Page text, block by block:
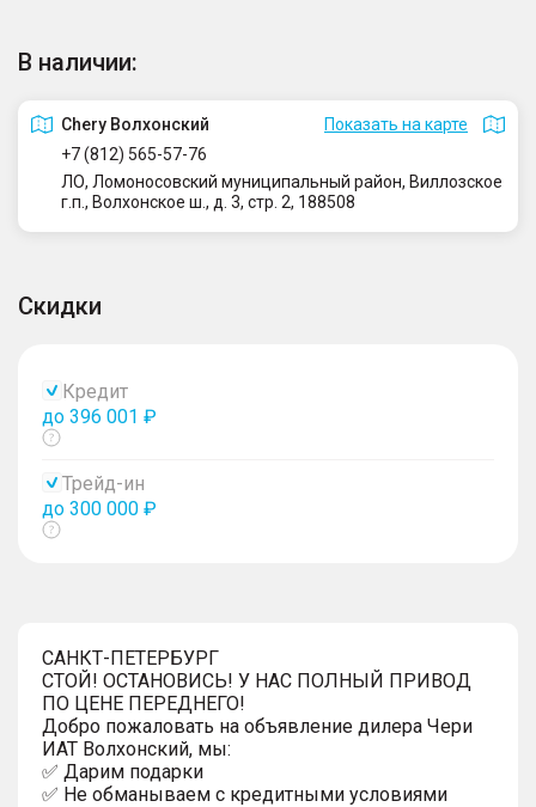
В наличии:
Сhery Волхонский
Показать на карте
+7 (812) 565-57-76
ЛО, Ломоносовский муниципальный район, Виллозское
г.п., Волхонское ш., д. 3, стр. 2, 188508
Скидки
Кредит
до 396 001 ₽
Показать
Трейд-ин
до 300 000 ₽
Показать
САНКТ-ПЕТЕРБУРГ
СТОЙ! ОСТАНОВИСЬ! У НАС ПОЛНЫЙ ПРИВОД
ПО ЦЕНЕ ПЕРЕДНЕГО!
Добро пожаловать на объявление дилера Чери
ИАТ Волхонский, мы:
✅ Дарим подарки
✅ Не обманываем с кредитными условиями